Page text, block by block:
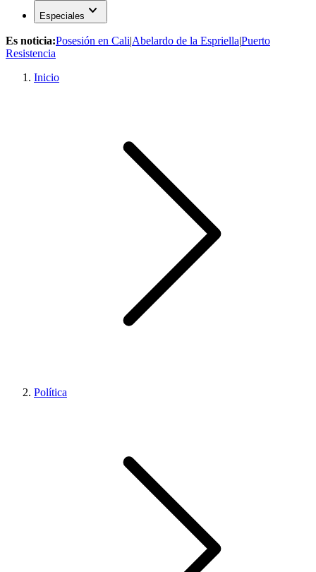
Especiales expand_more
Es noticia:Posesión en Cali|Abelardo de la Espriella|Puerto
Resistencia
Inicio
Política